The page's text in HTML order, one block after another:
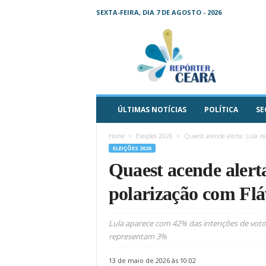
SEXTA-FEIRA, DIA 7 DE AGOSTO - 2026
ÚLTIMAS NOTÍCIAS POLÍTICA
Home Eleições 2026 Quaest acende alerta: Lula
ELEIÇÕES 2026
Quaest acende
polarização com
Lula aparece com 42% das intenções de
representam 3%
13 de maio de 2026 às 10:02